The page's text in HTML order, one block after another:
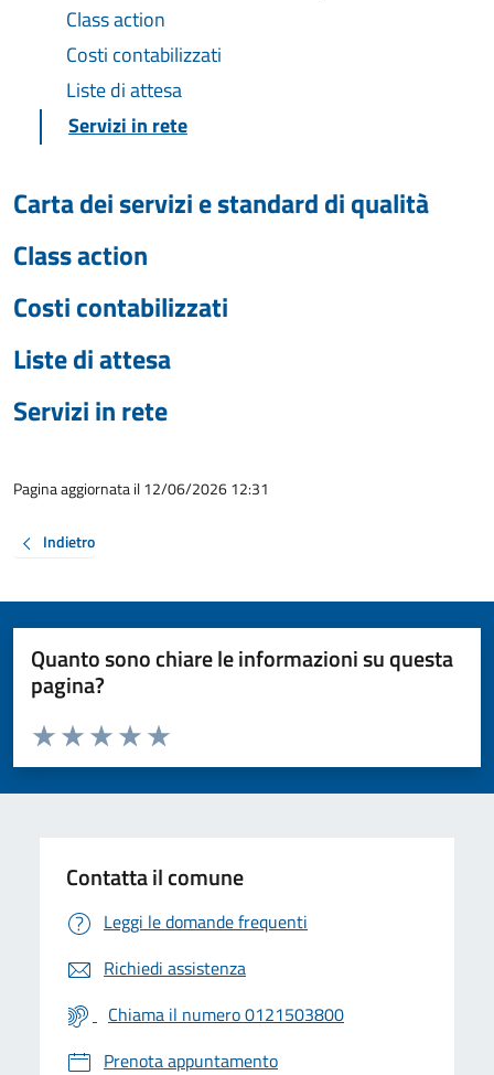
Class action
Costi contabilizzati
Liste di attesa
Servizi in rete
Carta dei servizi e standard di qualità
Class action
Costi contabilizzati
Liste di attesa
Servizi in rete
Pagina aggiornata il 12/06/2026 12:31
Indietro
Quanto sono chiare le informazioni su questa
pagina?
Valuta da 1 a 5 stelle la pagina
Valuta 5 stelle su 5
Valuta 4 stelle su 5
Valuta 3 stelle su 5
Valuta 2 stelle su 5
Valuta 1 stelle su 5
Contatta il comune
Leggi le domande frequenti
Richiedi assistenza
Chiama il numero 0121503800
Prenota appuntamento